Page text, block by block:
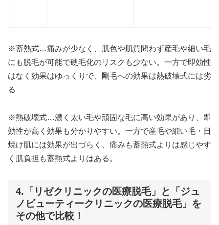
※蓄熱式…痛みが少なく、肌色や肌質問わず産毛や細い毛
にも脱毛が可能で硬毛化のリスクも少ない。一方で即効性
はなく効果はゆっくりで、剛毛への効果は熱破壊式には劣
る
※熱破壊式…濃く太い毛や頑固な毛に高い効果があり、即
効性が高く効果も分かりやすい。一方で産毛や細い毛・日
焼け肌には効果が出づらく、痛みも蓄熱式よりは感じやす
く肌負担も蓄熱式よりはある。
4.「リゼクリニックの医療脱毛」と「ジュ
ノビューティークリニックの医療脱毛」を
その他で比較！